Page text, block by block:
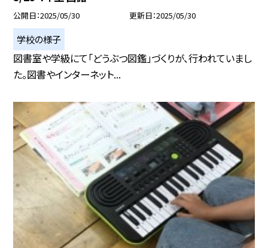
公開日 2025/05/30 更新日 2025/05/30
学校の様子
図書室や学級にて「どうぶつ図鑑」づくりが、行われていまし
た。図書やインターネット...